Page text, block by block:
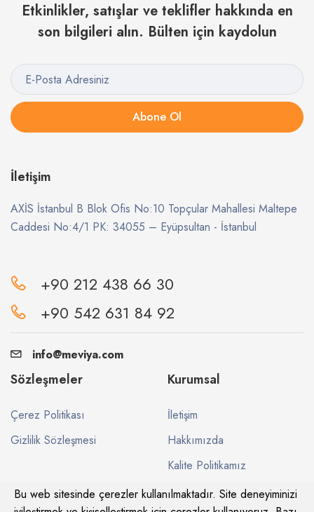
Etkinlikler, satışlar ve teklifler hakkında en
son bilgileri alın. Bülten için kaydolun
Abone Ol
İletişim
AXİS İstanbul B Blok Ofis No:10 Topçular Mahallesi Maltepe
Caddesi No:4/1 PK: 34055 – Eyüpsultan - İstanbul
+90 212 438 66 30
+90 542 631 84 92
info@meviya.com
Sözleşmeler
Çerez Politikası
Gizlilik Sözleşmesi
Kurumsal
İletişim
Hakkımızda
Kalite Politikamız
Bu web sitesinde çerezler kullanılmaktadır. Site deneyiminizi